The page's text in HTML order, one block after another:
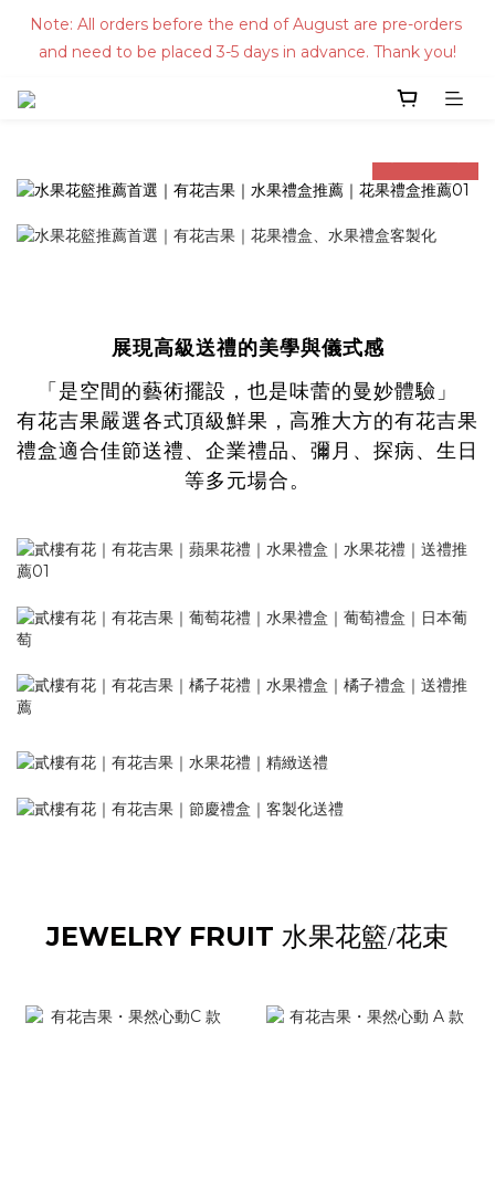
Note: All orders before the end of August are pre-orders
and need to be placed 3-5 days in advance. Thank you!
展現高級送禮的美學與儀式感
「是空間的藝術擺設，也是味蕾的曼妙體驗」
有花吉果嚴選各式頂級鮮果，高雅大方的有花吉果
禮盒適合佳節送禮、企業禮品、彌月、探病、生日
等多元場合。
JEWELRY FRUIT 水果花籃/花束